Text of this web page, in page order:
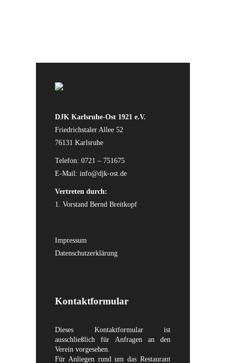
DJK Karlsruhe-Ost 1921 e.V.
Friedrichstaler Allee 52
76131 Karlsruhe
Telefon: 0721 – 751675
E-Mail: info@djk-ost.de
Vertreten durch:
1. Vorstand Bernd Breitkopf
Impressum
Datenschutzerklärung
Kontaktformular
Dieses Kontaktformular ist
ausschließlich für Anfragen an den
Verein vorgesehen.
Für Anliegen rund um das Restaurant